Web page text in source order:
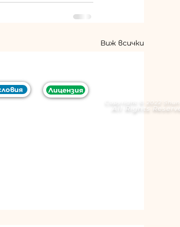
Виж всички
Лицензия
Copyright © 2022 Shun
All Rights